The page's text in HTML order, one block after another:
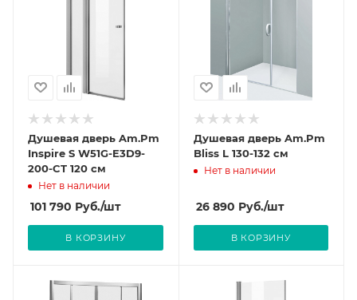
Душевая дверь Am.Pm
Inspire S W51G-E3D9-
200-CT 120 см
Нет в наличии
101 790 Руб./шт
В КОРЗИНУ
Душевая дверь Am.Pm
Bliss L 130-132 см
Нет в наличии
26 890 Руб./шт
В КОРЗИНУ